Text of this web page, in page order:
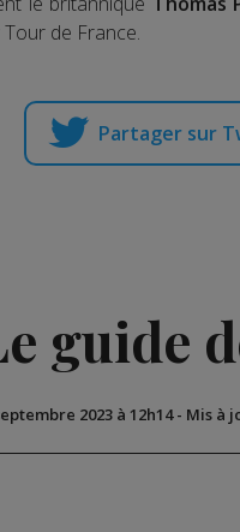
de France.
Partager sur
guide
2023 à 12h14- Mis à